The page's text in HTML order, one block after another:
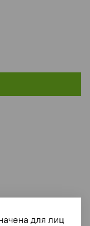
для лиц